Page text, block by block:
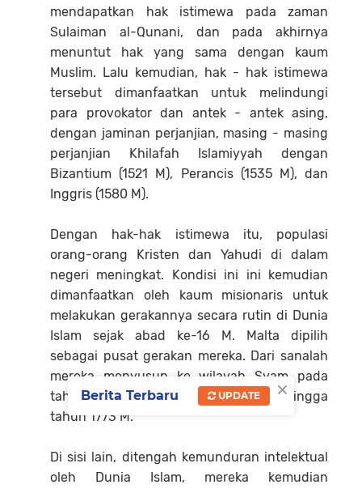
mendapatkan hak istimewa pada zaman
Sulaiman al-Qunani, dan pada akhirnya
menuntut hak yang sama dengan kaum
Muslim. Lalu kemudian, hak - hak istimewa
tersebut dimanfaatkan untuk melindungi
para provokator dan antek - antek asing,
dengan jaminan perjanjian, masing - masing
perjanjian Khilafah Islamiyyah dengan
Bizantium (1521 M), Perancis (1535 M), dan
Inggris (1580 M).
Dengan hak-hak istimewa itu, populasi
orang-orang Kristen dan Yahudi di dalam
negeri meningkat. Kondisi ini ini kemudian
dimanfaatkan oleh kaum misionaris untuk
melakukan gerakannya secara rutin di Dunia
Islam sejak abad ke-16 M. Malta dipilih
sebagai pusat gerakan mereka. Dari sanalah
mereka menyusup ke wilayah Syam pada
tahun 1620 M dan tinggal di sana hingga
tahun 1773 M.
Di sisi lain, ditengah kemunduran intelektual
oleh Dunia Islam, mereka kemudian
×
Berita Terbaru UPDATE